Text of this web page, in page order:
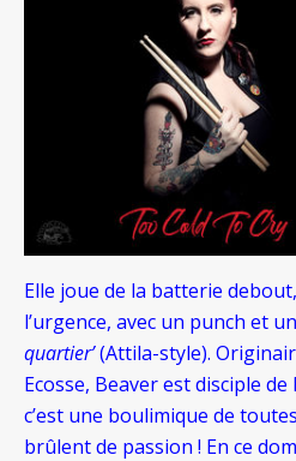
Elle joue de la batterie
l’urgence, avec un punch et
quartier’(Attila-style).
Ecosse, Beaver est disciple
c’est une boulimique de
brûlent de passion ! En ce